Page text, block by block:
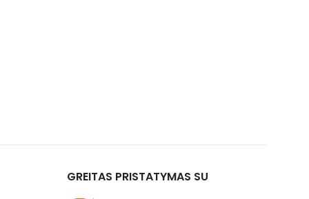
GREITAS PRISTATYMAS SU